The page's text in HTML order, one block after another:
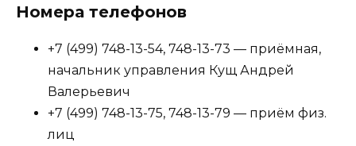
Номера телефонов
+7 (499) 748-13-54, 748-13-73 — приёмная,
начальник управления Кущ Андрей
Валерьевич
+7 (499) 748-13-75, 748-13-79 — приём физ.
лиц